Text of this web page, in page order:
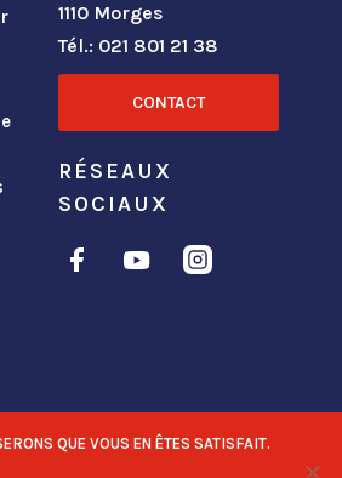
1110 Morges
Tél.: 021 801 21 38
CONTACT
RÉSEAUX
SOCIAUX
QUE VOUS EN ÊTES SATISFAIT.